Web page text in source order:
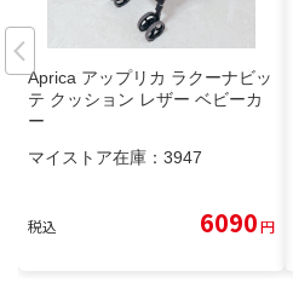
Aprica アップリカ ラクーナビッ
テ クッション レザー ベビーカ
ー
マイストア在庫： 3947
税込 6090円